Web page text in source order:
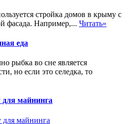
стройка домов в крыму с
фасада. Например,... Читать»
еда
рыбка во сне является
но если это селедка, то
майнинга